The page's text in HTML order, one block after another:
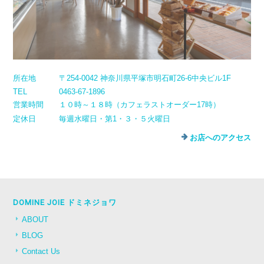
所在地
〒254-0042 神奈川県平塚市明石町26-6中央ビル1F
TEL
0463-67-1896
営業時間
１０時～１８時（カフェラストオーダー17時）
定休日
毎週水曜日・第1・３・５火曜日
お店へのアクセス
DOMINE JOIE ドミネジョワ
ABOUT
BLOG
Contact Us